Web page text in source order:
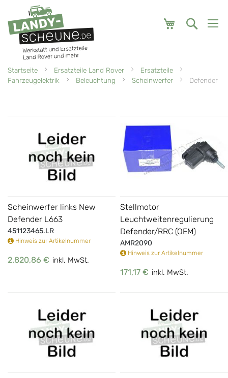
Mein
Startseite Ersatzteile Land Rover
Ersatzteile
Fahrzeugelektrik
Beleuchtung Scheinwerfer Defender
Scheinwerfer links New
Defender L663
451123465.LR
Hinweis zur Artikelnummer
2.820,86 € inkl. MwSt.
Stellmotor
Leuchtweitenregulierung
Defender/RRC (OEM)
AMR2090
Hinweis zur Artikelnummer
171,17 € inkl. MwSt.